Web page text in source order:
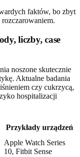
faktów, bo zbyt
liczby, case
noszone skutecznie
Aktualne badania
czy cukrzycą,
hospitalizacji
Przykłady urządzeń
Apple Watch Series
10, Fitbit Sense